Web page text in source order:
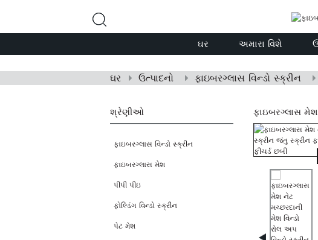
ઘર અમારા વિશે
ઘર ઉત્પાદનો ફાઇબરગ્લાસ વિન્ડો સ્ક્રીન
શ્રેણીઓ
ફાઇબરગ્લાસ વિન્ડો સ્ક્રીન
ફાઇબરગ્લાસ મેશ
પીપી પીઇ
ફોલ્ડિંગ વિન્ડો સ્ક્રીન
પેટ મેશ
ફાઇબરગ્લાસ મેશ